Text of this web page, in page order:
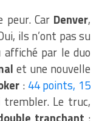
peur. Car Denver,
ils n’ont pas su
par le duo
et une nouvelle
: 44 points, 15
Le truc,